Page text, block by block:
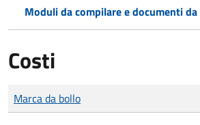
Moduli da compilare e documenti
Costi
Tipo di pagamento
Importo
Marca da bollo